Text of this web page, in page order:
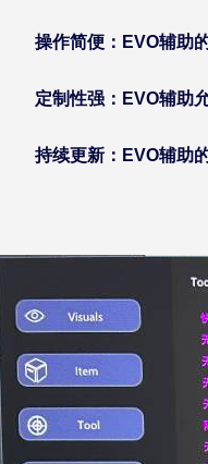
操作简便：EVO辅助
定制性强：EVO辅助
持续更新：EVO辅助